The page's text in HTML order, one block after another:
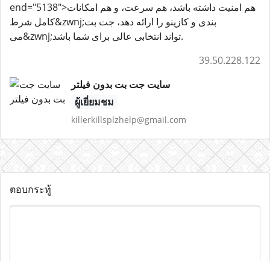
end="5138">هم امنیت داشته باشد، هم سرعت، و هم امکانات
کامل شرط&zwnj;بندی و کازینو را ارائه دهد، جت بت
می&zwnj;تواند انتخابی عالی برای شما باشد.
39.50.228.122
سایت جت بت بدون فیلتر
ผู้เยี่ยมชม
killerkillsplzhelp@gmail.com
ตอบกระทู้